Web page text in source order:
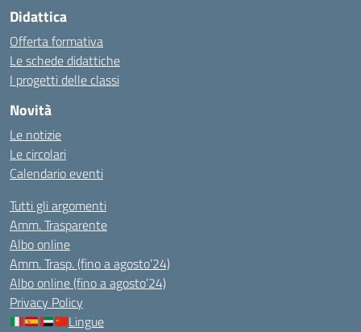
Didattica
Offerta formativa
Le schede didattiche
I progetti delle classi
Novità
Le notizie
Le circolari
Calendario eventi
Tutti gli argomenti
Amm. Trasparente
Albo online
Amm. Trasp. (fino a agosto’24)
Albo online (fino a agosto’24)
Privacy Policy
Lingue